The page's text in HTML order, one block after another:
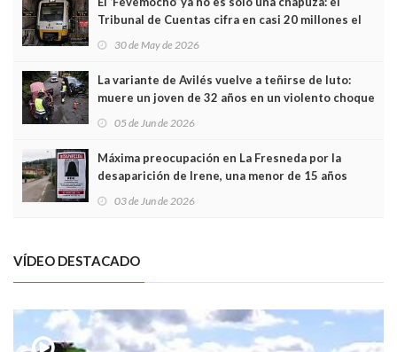
Tribunal de Cuentas cifra en casi 20 millones el
sobrecoste de los trenes que no cabían por los
30 de May de 2026
La variante de Avilés vuelve a teñirse de luto:
muere un joven de 32 años en un violento choque
frontal
05 de Jun de 2026
Máxima preocupación en La Fresneda por la
desaparición de Irene, una menor de 15 años
03 de Jun de 2026
VÍDEO DESTACADO